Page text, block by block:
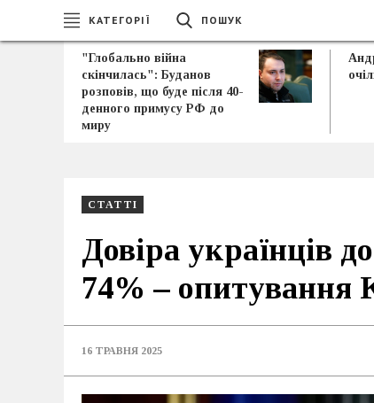
КАТЕГОРІЇ ПОШУК
"Глобально війна
скінчилась": Буданов
розповів, що буде після 40-
денного примусу РФ до
миру
СТАТТІ
Довіра українців
74% –
16 ТРАВНЯ 2025